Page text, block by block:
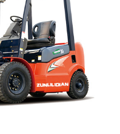
在线留言
联系我们